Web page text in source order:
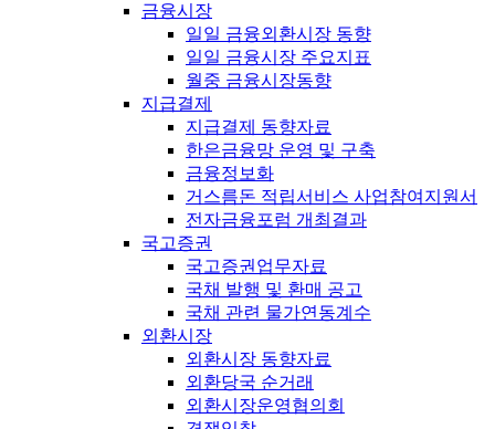
금융시장
일일 금융외환시장 동향
일일 금융시장 주요지표
월중 금융시장동향
지급결제
지급결제 동향자료
한은금융망 운영 및 구축
금융정보화
거스름돈 적립서비스 사업참여지원서
전자금융포럼 개최결과
국고증권
국고증권업무자료
국채 발행 및 환매 공고
국채 관련 물가연동계수
외환시장
외환시장 동향자료
외환당국 순거래
외환시장운영협의회